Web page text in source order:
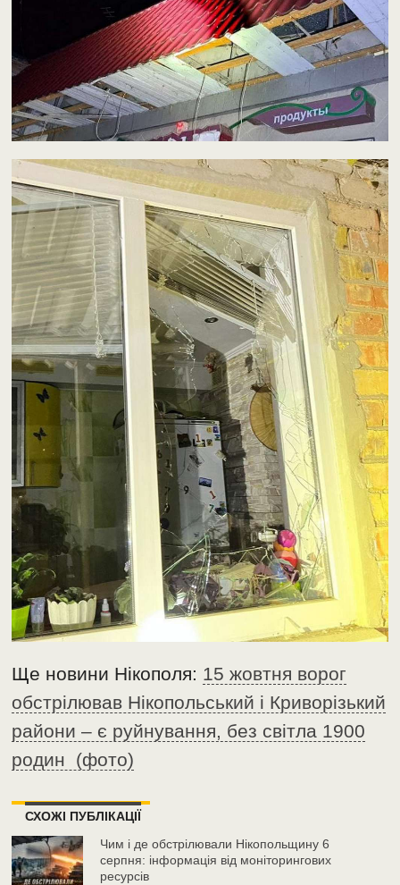
Ще новини Нікополя: 15 жовтня ворог
обстрілював Нікопольський і Криворізький
райони – є руйнування, без світла 1900
родин (фото)
СХОЖІ ПУБЛІКАЦІЇ
Чим і де обстрілювали Нікопольщину 6
серпня: інформація від моніторингових
ресурсів